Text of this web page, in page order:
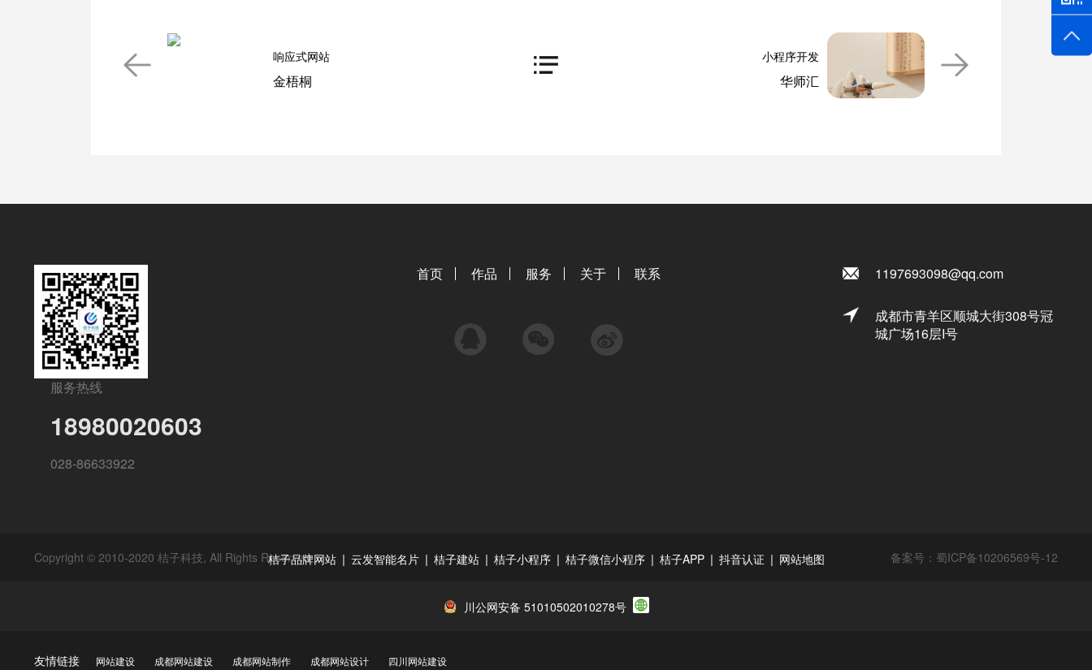
响应式网站
金梧桐
小程序开发
华师汇
服务热线
18980020603
028-86633922
首页 作品 服务 关于 联系
QQ 微信 微博
1197693098@qq.com
成都市青羊区顺城大街308号冠
城广场16层I号
Copyright © 2010-2020 桔子科技, All Rights Reserved
桔子品牌网站 | 云发智能名片 | 桔子建站 | 桔子小程序 | 桔子微信小程序 | 桔子APP | 抖音认证 | 网站地图 备案号： 蜀ICP备10206569号-12
川公网安备 51010502010278号
友情链接 网站建设 成都网站建设 成都网站制作 成都网站设计 四川网站建设